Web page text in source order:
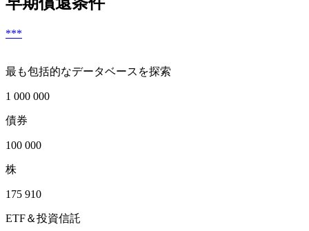
***
最も包括的なデータベースを探索
1 000 000
債券
100 000
株
175 910
ETF＆投資信託